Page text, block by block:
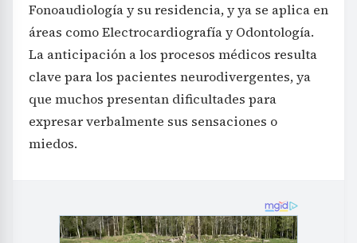
Fonoaudiología y su residencia, y ya se aplica en
áreas como Electrocardiografía y Odontología.
La anticipación a los procesos médicos resulta
clave para los pacientes neurodivergentes, ya
que muchos presentan dificultades para
expresar verbalmente sus sensaciones o
miedos.